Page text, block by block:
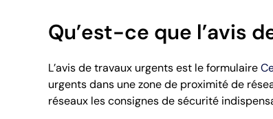
Qu’est-ce que l’avis
L’avis de travaux urgents est le formulaire
urgents dans une zone de proximité de
réseaux les consignes de sécurité